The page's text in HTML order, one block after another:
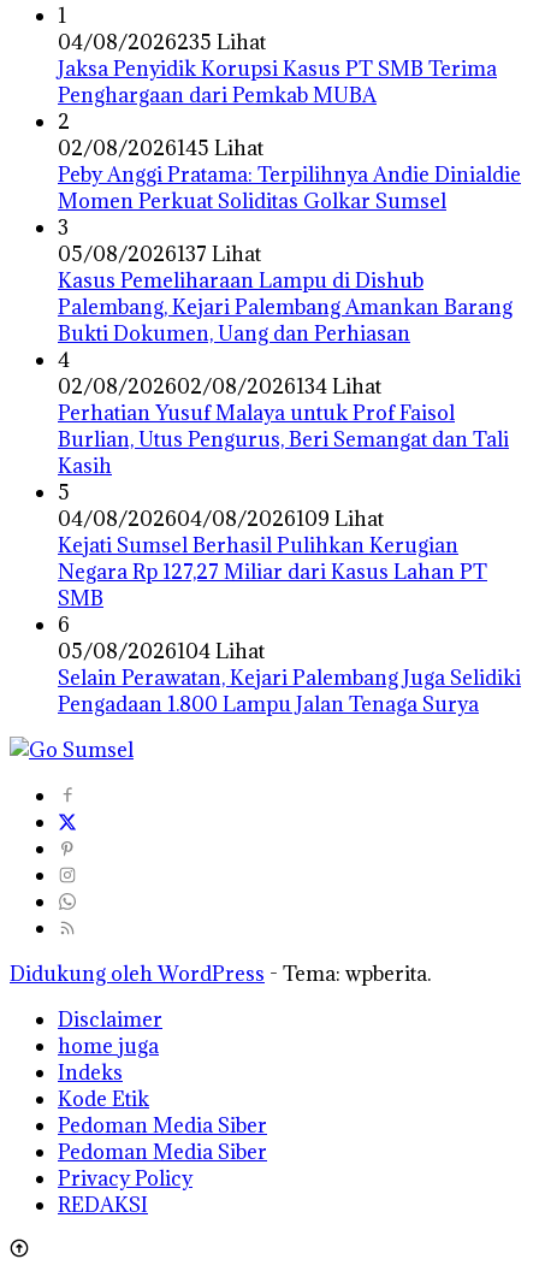
1
04/08/2026235 Lihat
Jaksa Penyidik Korupsi Kasus PT SMB Terima
Penghargaan dari Pemkab MUBA
2
02/08/2026145 Lihat
Peby Anggi Pratama: Terpilihnya Andie Dinialdie
Momen Perkuat Soliditas Golkar Sumsel
3
05/08/2026137 Lihat
Kasus Pemeliharaan Lampu di Dishub
Palembang, Kejari Palembang Amankan Barang
Bukti Dokumen, Uang dan Perhiasan
4
02/08/202602/08/2026134 Lihat
Perhatian Yusuf Malaya untuk Prof Faisol
Burlian, Utus Pengurus, Beri Semangat dan Tali
Kasih
5
04/08/202604/08/2026109 Lihat
Kejati Sumsel Berhasil Pulihkan Kerugian
Negara Rp 127,27 Miliar dari Kasus Lahan PT
SMB
6
05/08/2026104 Lihat
Selain Perawatan, Kejari Palembang Juga Selidiki
Pengadaan 1.800 Lampu Jalan Tenaga Surya
Didukung oleh WordPress - Tema: wpberita.
Disclaimer
home juga
Indeks
Kode Etik
Pedoman Media Siber
Pedoman Media Siber
Privacy Policy
REDAKSI